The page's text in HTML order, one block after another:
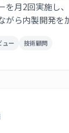
を月2回実施し
がら内製開発を
ュー 技術顧問